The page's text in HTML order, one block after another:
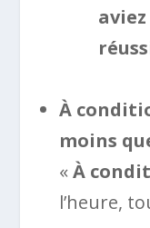
À
moins
«À
l’heure,